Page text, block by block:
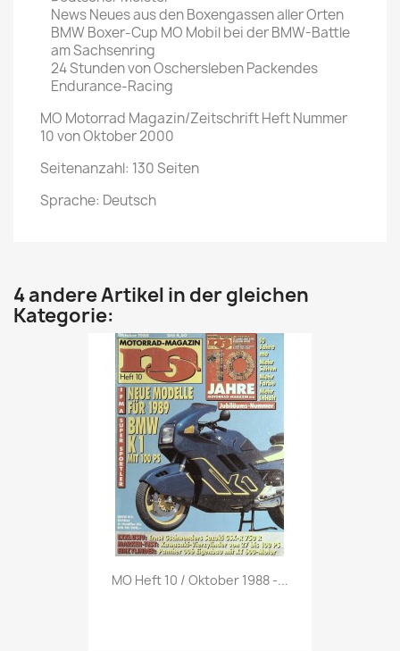
News Neues aus den Boxengassen aller Orten
BMW Boxer-Cup MO Mobil bei der BMW-Battle
am Sachsenring
24 Stunden von Oschersleben Packendes
Endurance-Racing
MO Motorrad Magazin/Zeitschrift Heft Nummer
10 von Oktober 2000
Seitenanzahl: 130 Seiten
Sprache: Deutsch
4 andere Artikel in der gleichen
Kategorie:
 Vorschau
MO Heft 10 / Oktober 1988 -...